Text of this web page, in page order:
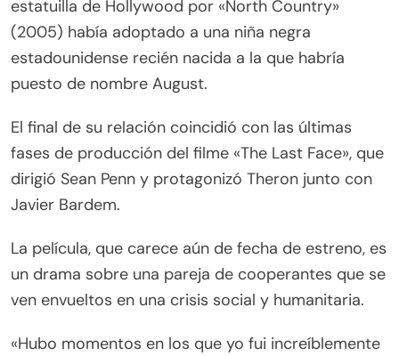
estatuilla de Hollywood por «North Country»
(2005) había adoptado a una niña negra
estadounidense recién nacida a la que habría
puesto de nombre August.
El final de su relación coincidió con las últimas
fases de producción del filme «The Last Face», que
dirigió Sean Penn y protagonizó Theron junto con
Javier Bardem.
La película, que carece aún de fecha de estreno, es
un drama sobre una pareja de cooperantes que se
ven envueltos en una crisis social y humanitaria.
«Hubo momentos en los que yo fui increíblemente